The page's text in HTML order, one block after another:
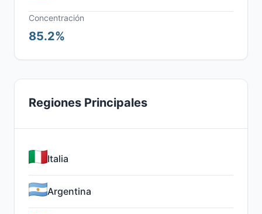
Concentración
85.2%
Regiones Principales
Italia
Argentina